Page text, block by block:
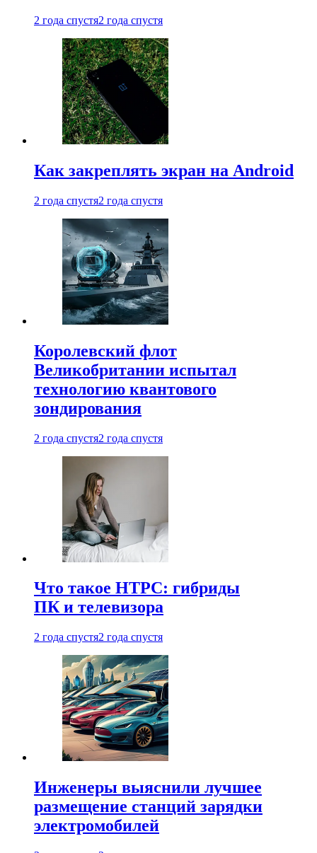
2 года спустя2 года спустя
Как закреплять экран на Android
2 года спустя2 года спустя
Королевский флот
Великобритании испытал
технологию квантового
зондирования
2 года спустя2 года спустя
Что такое HTPC: гибриды
ПК и телевизора
2 года спустя2 года спустя
Инженеры выяснили лучшее
размещение станций зарядки
электромобилей